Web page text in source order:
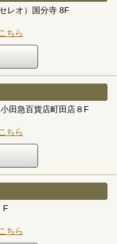
レオ）国分寺 8F
ちら
田急百貨店町田店８F
ちら
F
ちら